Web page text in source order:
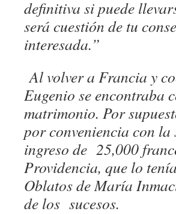
definitiva si puede
será cuestión de tu
interesada.”
Al volver a Francia y
Eugenio se encontraba
matrimonio. Por
por conveniencia con
ingreso de 25,000
Providencia, que lo
Oblatos de María
de los sucesos.